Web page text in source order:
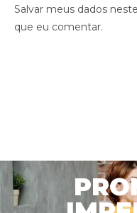
Salvar meus dados
que eu comentar.